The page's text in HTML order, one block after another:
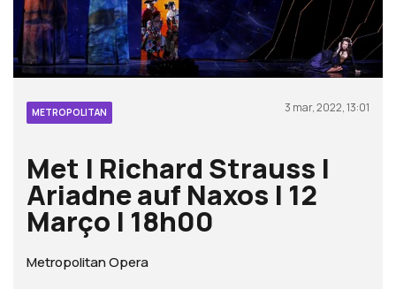
METROPOLITAN 3 mar, 2022, 13:01
Met | Richard Strauss |
Ariadne auf Naxos | 12
Março | 18h00
Metropolitan Opera